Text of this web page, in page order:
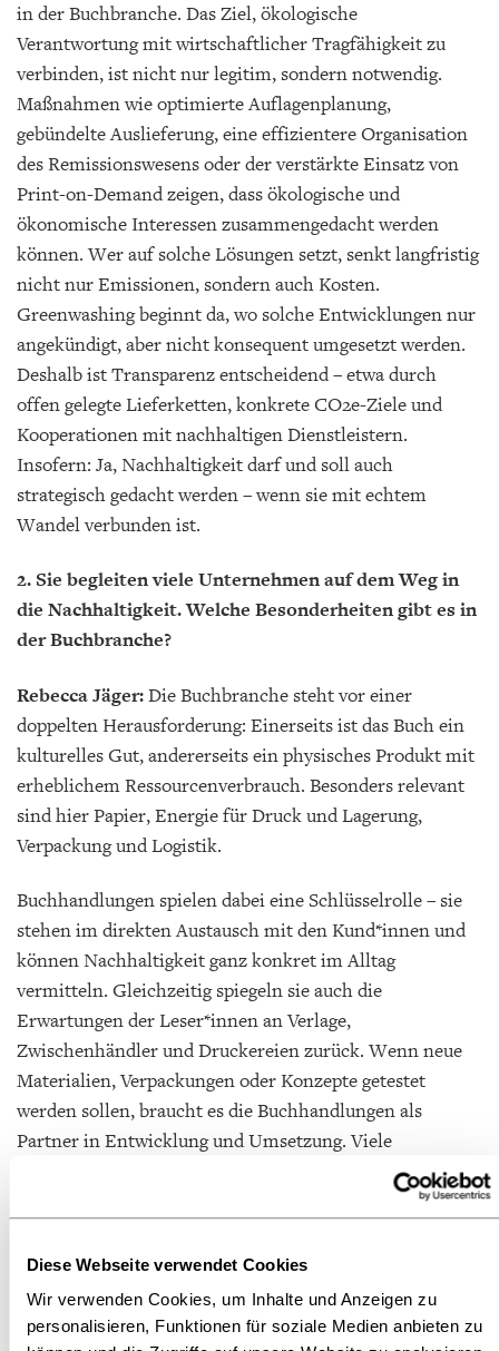
Diese Webseite verwendet Cookies
Wir verwenden Cookies, um Inhalte und Anzeigen zu
personalisieren, Funktionen für soziale Medien anbieten zu
in der Buchbranche. Das Ziel, ökologische
Verantwortung mit wirtschaftlicher Tragfähigkeit zu
verbinden, ist nicht nur legitim, sondern notwendig.
Maßnahmen wie optimierte Auflagenplanung,
gebündelte Auslieferung, eine effizientere Organisation
des Remissionswesens oder der verstärkte Einsatz von
Print-on-Demand zeigen, dass ökologische und
ökonomische Interessen zusammengedacht werden
können. Wer auf solche Lösungen setzt, senkt langfristig
nicht nur Emissionen, sondern auch Kosten.
Greenwashing beginnt da, wo solche Entwicklungen nur
angekündigt, aber nicht konsequent umgesetzt werden.
Deshalb ist Transparenz entscheidend – etwa durch
offen gelegte Lieferketten, konkrete CO2e-Ziele und
Kooperationen mit nachhaltigen Dienstleistern.
Insofern: Ja, Nachhaltigkeit darf und soll auch
strategisch gedacht werden – wenn sie mit echtem
Wandel verbunden ist.
2. Sie begleiten viele Unternehmen auf dem Weg in
die Nachhaltigkeit. Welche Besonderheiten gibt es in
der Buchbranche?
Rebecca Jäger:Die Buchbranche steht vor einer
doppelten Herausforderung: Einerseits ist das Buch ein
kulturelles Gut, andererseits ein physisches Produkt mit
erheblichem Ressourcenverbrauch. Besonders relevant
sind hier Papier, Energie für Druck und Lagerung,
Verpackung und Logistik.
Buchhandlungen spielen dabei eine Schlüsselrolle – sie
stehen im direkten Austausch mit den Kund*innen und
können Nachhaltigkeit ganz konkret im Alltag
vermitteln. Gleichzeitig spiegeln sie auch die
Erwartungen der Leser*innen an Verlage,
Zwischenhändler und Druckereien zurück. Wenn neue
Materialien, Verpackungen oder Konzepte getestet
werden sollen, braucht es die Buchhandlungen als
Partner in Entwicklung und Umsetzung. Viele
Buchhandlungen engagieren sich auch im Ladengeschäft
– etwa durch die Wiederverwendung von Kartons, den
das Angebot eines Second-Hand-Segments im Laden.
Gleichzeitig gibt es strukturelle Grenzen: Die
energetische Sanierung eines Ladenlokals ist z. B. oft nur